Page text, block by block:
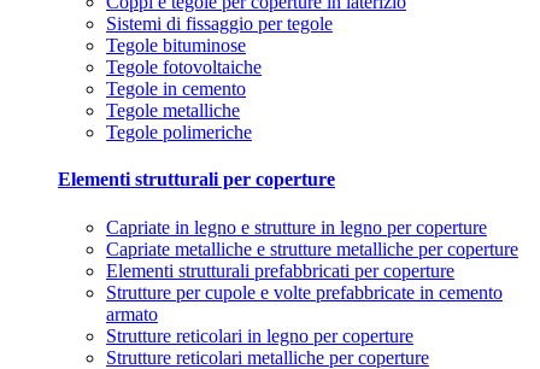
Sistemi di fissaggio per tegole
Tegole bituminose
Tegole fotovoltaiche
Tegole in cemento
Tegole metalliche
Tegole polimeriche
Elementi strutturali per coperture
Capriate in legno e strutture in legno per coperture
Capriate metalliche e strutture metalliche per coperture
Elementi strutturali prefabbricati per coperture
Strutture per cupole e volte prefabbricate in cemento
armato
Strutture reticolari in legno per coperture
Strutture reticolari metalliche per coperture